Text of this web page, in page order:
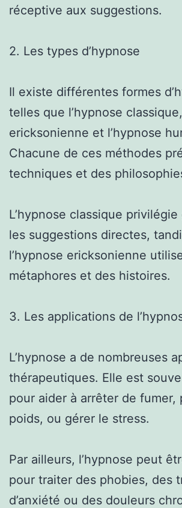
réceptive aux suggestions.
2. Les types d’hypnose
Il existe différentes formes
telles que l’hypnose
ericksonienne et l’hypnose
Chacune de ces méthodes
techniques et des
L’hypnose classique
les suggestions directes,
l’hypnose ericksonienne
métaphores et des histoires.
3. Les applications de
L’hypnose a de nombreuses
thérapeutiques. Elle est
pour aider à arrêter de fumer,
poids, ou gérer le stress.
Par ailleurs, l’hypnose peut
pour traiter des phobies, des
d’anxiété ou des douleurs